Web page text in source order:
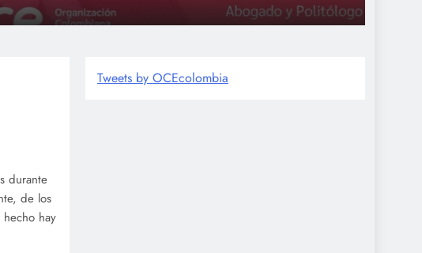
4 días desde que se envió
durante
de los
hay
Tweets by OCEcolombia